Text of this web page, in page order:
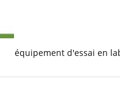
équipement d'essai en